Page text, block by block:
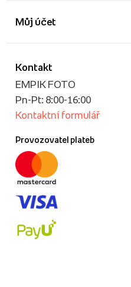
Kontakt
EMPIK FOTO
Pn-Pt: 8:00-16:00
Kontaktní formulář
Provozovatel plateb
Můj účet